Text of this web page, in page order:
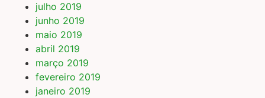
julho 2019
junho 2019
maio 2019
abril 2019
março 2019
fevereiro 2019
janeiro 2019